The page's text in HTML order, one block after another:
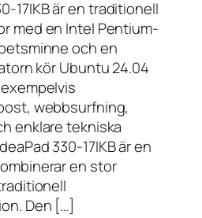
17IKB är en traditionell
med en Intel Pentium-
och en
kör Ubuntu 24.04
webbsurfning,
enklare tekniska
330-17IKB är en
en stor
Den […]